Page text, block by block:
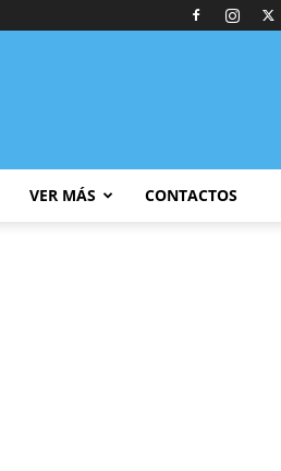
VER MÁS CONTACTOS